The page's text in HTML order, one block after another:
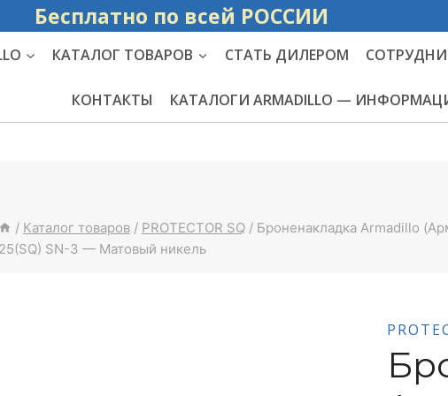
Бесплатно по всей
КАТАЛОГ ТОВАРОВ СТАТЬ ДИЛЕРОМ
КОНТАКТЫ КАТАЛОГИ ARMADILLO —
/ Каталог товаров / PROTECTOR SQ / Броненакладка Armadillo
25(SQ) SN-3 — Матовый никель